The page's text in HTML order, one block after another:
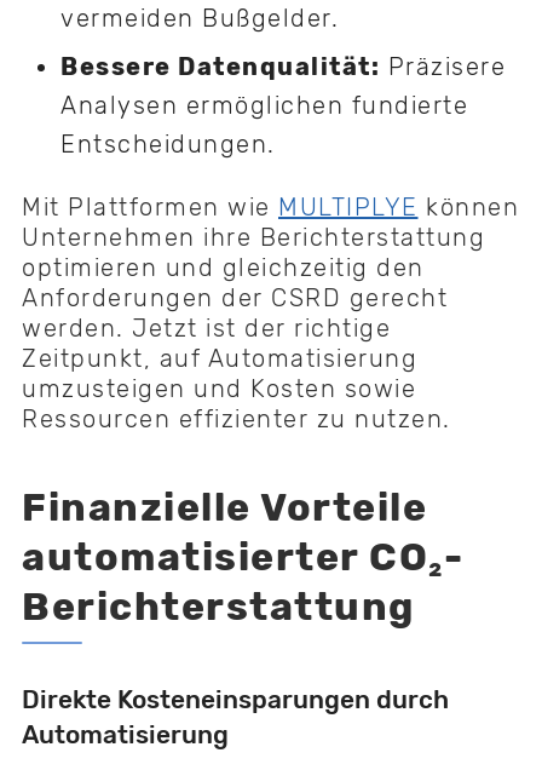
vermeiden Bußgelder.
Bessere Datenqualität: Präzisere
Analysen ermöglichen fundierte
Entscheidungen.
Mit Plattformen wie MULTIPLYE können
Unternehmen ihre Berichterstattung
optimieren und gleichzeitig den
Anforderungen der CSRD gerecht
werden. Jetzt ist der richtige
Zeitpunkt, auf Automatisierung
umzusteigen und Kosten sowie
Ressourcen effizienter zu nutzen.
Finanzielle Vorteile
automatisierter CO₂-
Berichterstattung
Direkte Kosteneinsparungen durch
Automatisierung